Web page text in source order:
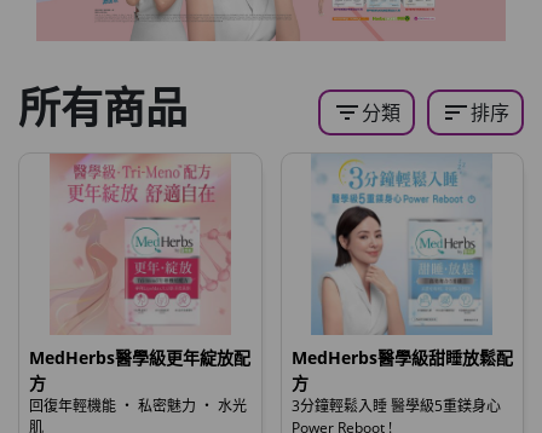
所有商品 filter_list分類 sort排序
MedHerbs醫學級更年綻放配
方
回復年輕機能 ‧ 私密魅力 ‧ 水光
肌
MedHerbs醫學級甜睡放鬆配
方
3分鐘輕鬆入睡 醫學級5重鎂身心
Power Reboot !